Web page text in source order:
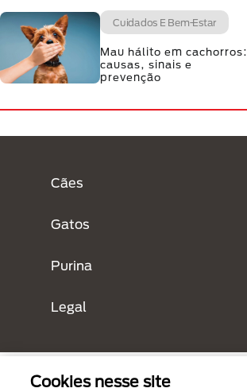
Cuidados E Bem-Estar
Mau hálito em cachorros:
causas, sinais e
prevenção
Cães
Gatos
Purina
Legal
Cookies nesse site